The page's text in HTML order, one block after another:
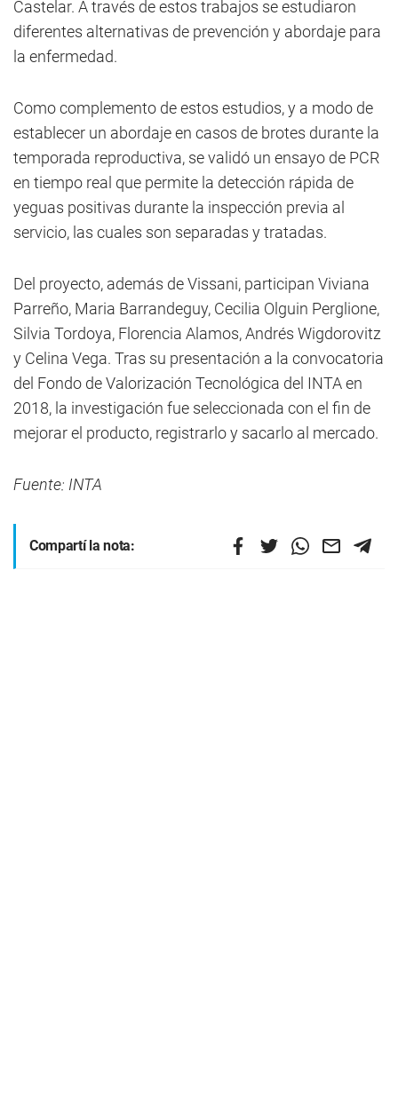
Castelar. A través de estos trabajos se estudiaron
diferentes alternativas de prevención y abordaje para
la enfermedad.
Como complemento de estos estudios, y a modo de
establecer un abordaje en casos de brotes durante la
temporada reproductiva, se validó un ensayo de PCR
en tiempo real que permite la detección rápida de
yeguas positivas durante la inspección previa al
servicio, las cuales son separadas y tratadas.
Del proyecto, además de Vissani, participan Viviana
Parreño, Maria Barrandeguy, Cecilia Olguin Perglione,
Silvia Tordoya, Florencia Alamos, Andrés Wigdorovitz
y Celina Vega. Tras su presentación a la convocatoria
del Fondo de Valorización Tecnológica del INTA en
2018, la investigación fue seleccionada con el fin de
mejorar el producto, registrarlo y sacarlo al mercado.
Fuente: INTA
Compartí la nota: